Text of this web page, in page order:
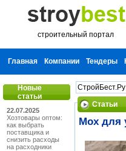
строительный портал
Главная Компании Тендеры
Новые
статьи
22.07.2025
Хозтовары оптом:
как выбрать
поставщика и
снизить расходы
на расходники
СтройБест.Ру
Статьи
Мох для